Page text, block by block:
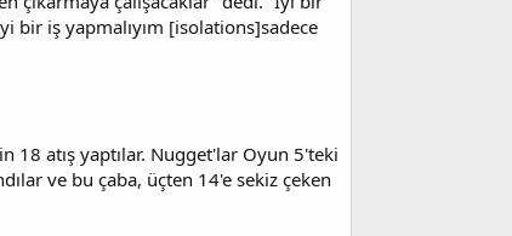
bir iş yapmalıyım [isolations]sadece
18 atış yaptılar. Nugget'lar Oyun 5'teki
ve bu çaba, üçten 14'e sekiz çeken